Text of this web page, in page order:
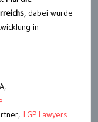
, dabei wurde
in
LGP Lawyers